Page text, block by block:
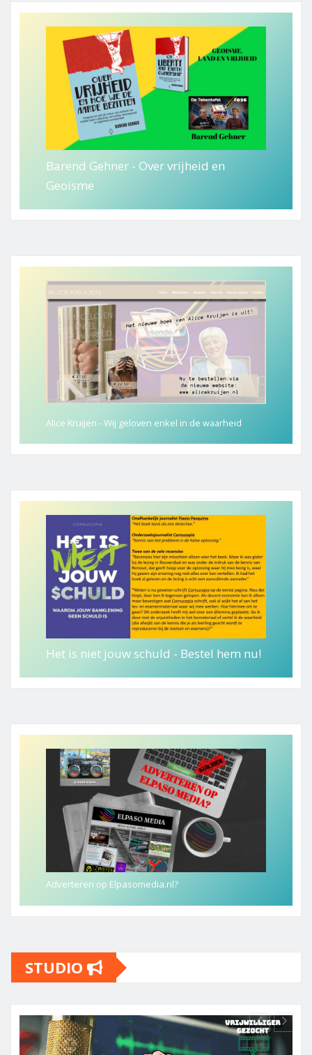
Barend Gehner - Over vrijheid en
Geoisme
Alice Kruijen - Wij geloven enkel in de waarheid
Het is niet jouw schuld - Bestel hem nu!
Adverteren op Elpasomedia.nl?
STUDIO